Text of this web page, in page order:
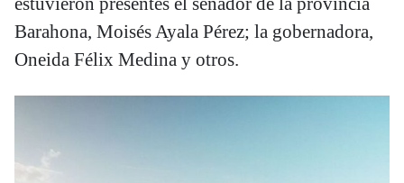
Barahona, Moisés Ayala Pérez; la gobernadora,
Oneida Félix Medina y otros.